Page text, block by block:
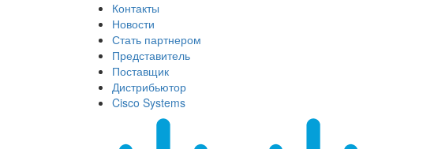
Контакты
Новости
Стать партнером
Представитель
Поставщик
Дистрибьютор
Cisco Systems